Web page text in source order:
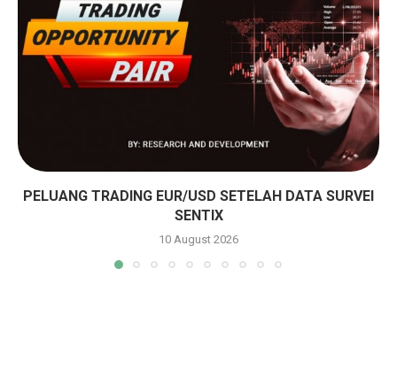
PELUANG TRADING EUR/USD SETELAH DATA SURVEI
SENTIX
10 August 2026